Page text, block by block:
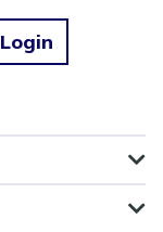
Login